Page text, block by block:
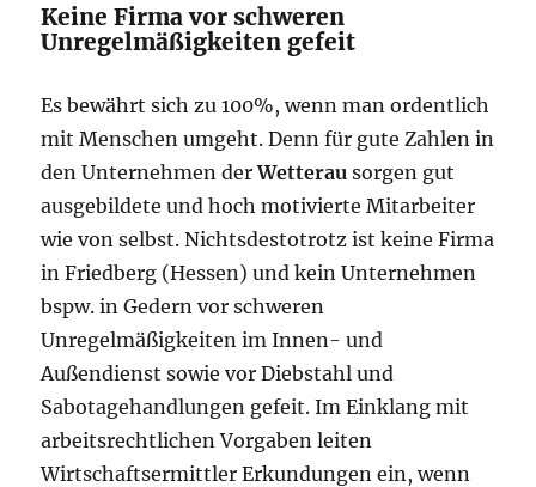
Keine Firma vor schweren
Unregelmäßigkeiten gefeit
Es bewährt sich zu 100%, wenn man ordentlich
mit Menschen umgeht. Denn für gute Zahlen in
den Unternehmen derWetterau sorgen gut
ausgebildete und hoch motivierte Mitarbeiter
wie von selbst. Nichtsdestotrotz ist keine Firma
in Friedberg (Hessen) und kein Unternehmen
bspw. in Gedern vor schweren
Unregelmäßigkeiten im Innen- und
Außendienst sowie vor Diebstahl und
Sabotagehandlungen gefeit. Im Einklang mit
arbeitsrechtlichen Vorgaben leiten
Wirtschaftsermittler Erkundungen ein, wenn